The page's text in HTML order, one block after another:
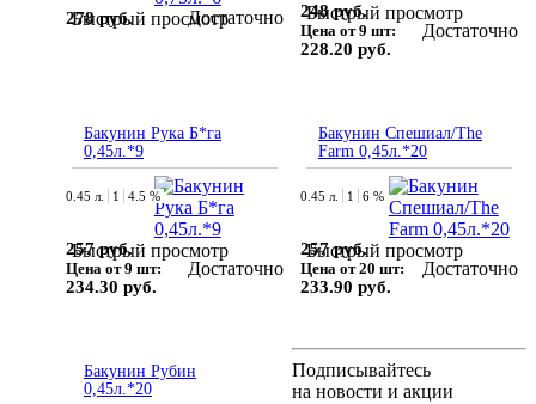
Быстрый просмотр
278 руб. Достаточно Быстрый просмотр
248 руб.
Цена от 9 шт:
228.20 руб.
Достаточно
Бакунин Рука Б*га
0,45л.*9
Быстрый просмотр
0.45 л. 1 4.5 %
257 руб.
Цена от 9 шт:
234.30 руб.
Достаточно
Бакунин Спешиал/The
Farm 0,45л.*20
Быстрый просмотр
0.45 л. 1 6 %
257 руб.
Цена от 20 шт:
233.90 руб.
Достаточно
Бакунин Рубин
0,45л.*20
Подписывайтесь
на новости и акции